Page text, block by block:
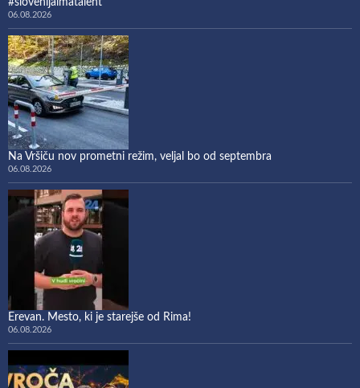
#slovenijaimatalent
06.08.2026
Na Vršiču nov prometni režim, veljal bo od septembra
06.08.2026
Erevan. Mesto, ki je starejše od Rima!
06.08.2026